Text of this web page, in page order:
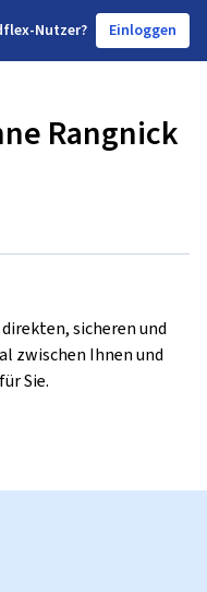
Nutzer? Einloggen
Rangnick
sicheren und
zwischen Ihnen und
Sie.